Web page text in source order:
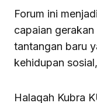
Forum ini
capaian
tantangan baru
kehidupan
Halaqah Kubra